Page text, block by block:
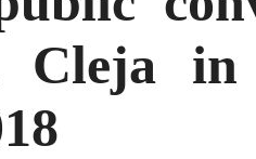
Cleja